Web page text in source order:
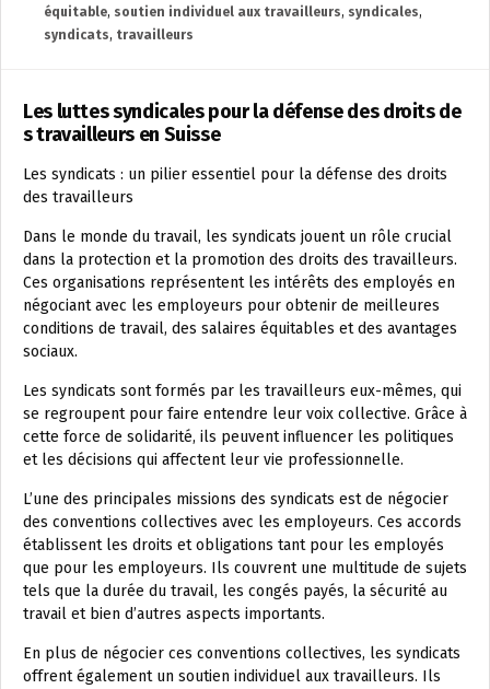
équitable, soutien individuel aux travailleurs, syndicales,
syndicats, travailleurs
Les luttes syndicales pour la défense des droits de
s travailleurs en Suisse
Les syndicats : un pilier essentiel pour la défense des droits
des travailleurs
Dans le monde du travail, les syndicats jouent un rôle crucial
dans la protection et la promotion des droits des travailleurs.
Ces organisations représentent les intérêts des employés en
négociant avec les employeurs pour obtenir de meilleures
conditions de travail, des salaires équitables et des avantages
sociaux.
Les syndicats sont formés par les travailleurs eux-mêmes, qui
se regroupent pour faire entendre leur voix collective. Grâce à
cette force de solidarité, ils peuvent influencer les politiques
et les décisions qui affectent leur vie professionnelle.
L’une des principales missions des syndicats est de négocier
des conventions collectives avec les employeurs. Ces accords
établissent les droits et obligations tant pour les employés
que pour les employeurs. Ils couvrent une multitude de sujets
tels que la durée du travail, les congés payés, la sécurité au
travail et bien d’autres aspects importants.
En plus de négocier ces conventions collectives, les syndicats
offrent également un soutien individuel aux travailleurs. Ils